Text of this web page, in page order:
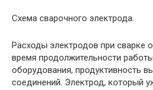
Схема сварочного электрода.
Расходы электродов при сварке
время продолжительности
оборудования, продуктивность
соединений. Электрод, который